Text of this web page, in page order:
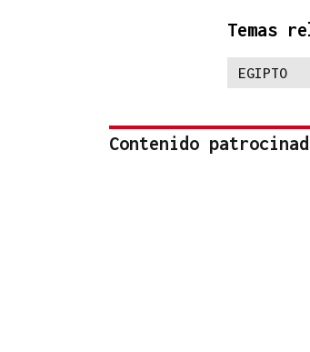
Temas
EGIPTO
Contenido